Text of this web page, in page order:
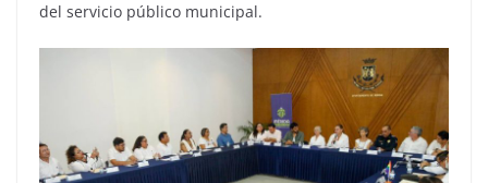
del servicio público municipal.